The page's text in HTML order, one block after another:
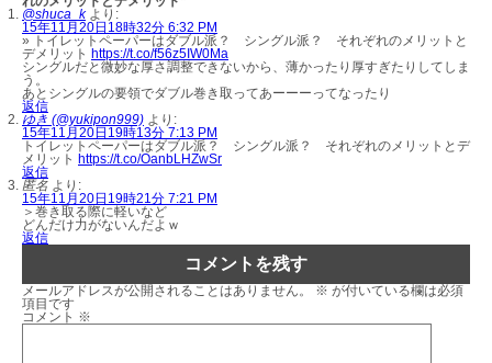
@shuca_k より:
15年11月20日18時32分 6:32 PM
» トイレットペーパーはダブル派？ シングル派？ それぞれのメリットと
デメリット https://t.co/f56z5IW0Ma
シングルだと微妙な厚さ調整できないから、薄かったり厚すぎたりしてしま
う。
あとシングルの要領でダブル巻き取ってあーーーってなったり
返信
ゆき (@yukipon999) より:
15年11月20日19時13分 7:13 PM
トイレットペーパーはダブル派？ シングル派？ それぞれのメリットとデ
メリット https://t.co/OanbLHZwSr
返信
匿名 より:
15年11月20日19時21分 7:21 PM
＞巻き取る際に軽いなど
どんだけ力がないんだよｗ
返信
コメントを残す
メールアドレスが公開されることはありません。 ※ が付いている欄は必須
項目です
コメント ※